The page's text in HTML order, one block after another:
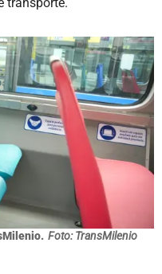
Foto: TransMilenio